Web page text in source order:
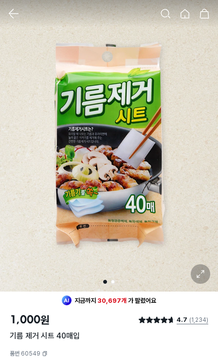
검색 홈 장바구니
클릭 시 이미지 확대 보기 팝업 열림
1 2
확대 보기
지금까지 30,697개 가팔렸어요
1,000원 별점 4.7점 4.7 (1,234)
기름 제거 시트 40매입
품번 60549